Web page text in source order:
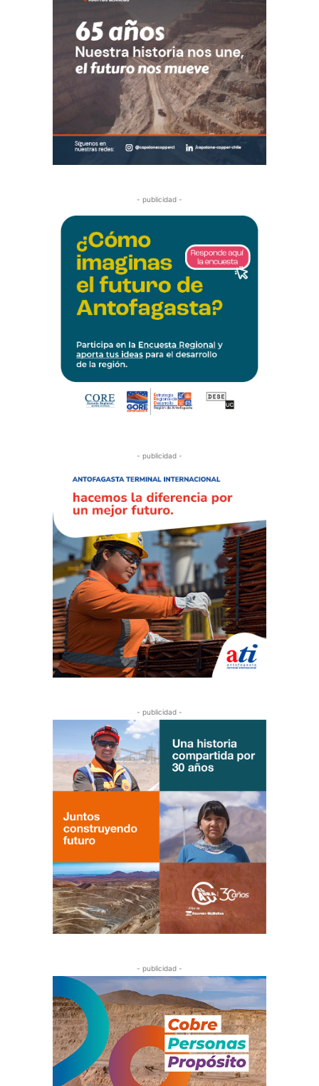
- publicidad -
- publicidad -
- publicidad -
- publicidad -